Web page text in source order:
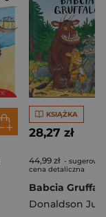
KSIĄŻKA
28,27 zł
44,99 zł -
cena detaliczna
Babcia
Donaldson